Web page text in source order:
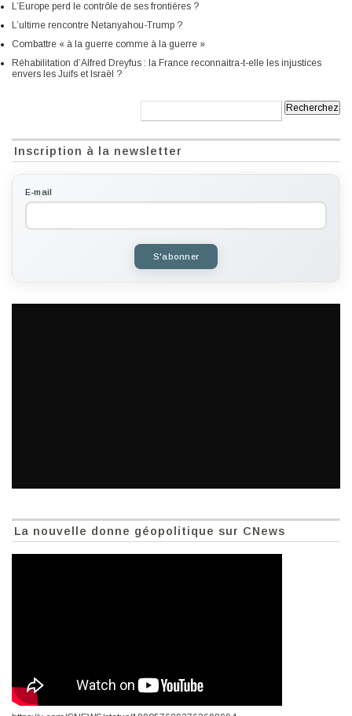
L’Europe perd le contrôle de ses frontières ?
L’ultime rencontre Netanyahou-Trump ?
Combattre « à la guerre comme à la guerre »
Réhabilitation d’Alfred Dreyfus : la France reconnaitra-t-elle les injustices
envers les Juifs et Israël ?
Inscription à la newsletter
E-mail
S'abonner
La nouvelle donne géopolitique sur CNews